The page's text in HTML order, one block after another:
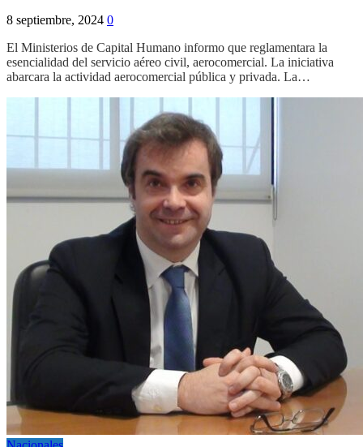
8 septiembre, 2024 0
El Ministerios de Capital Humano informo que reglamentara la
esencialidad del servicio aéreo civil, aerocomercial. La iniciativa
abarcara la actividad aerocomercial pública y privada. La…